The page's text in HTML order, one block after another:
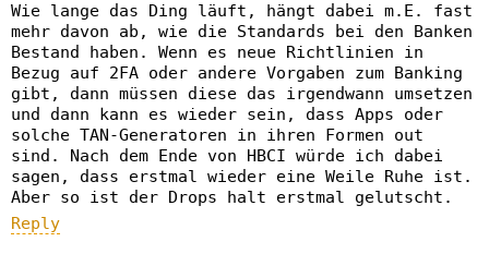
Wie lange das Ding läuft, hängt dabei m.E. fast
mehr davon ab, wie die Standards bei den Banken
Bestand haben. Wenn es neue Richtlinien in
Bezug auf 2FA oder andere Vorgaben zum Banking
gibt, dann müssen diese das irgendwann umsetzen
und dann kann es wieder sein, dass Apps oder
solche TAN-Generatoren in ihren Formen out
sind. Nach dem Ende von HBCI würde ich dabei
sagen, dass erstmal wieder eine Weile Ruhe ist.
Aber so ist der Drops halt erstmal gelutscht.
Reply